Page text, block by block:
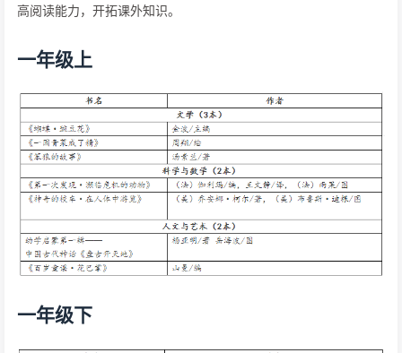
高阅读能力，开拓课外知识。
一年级上
一年级下